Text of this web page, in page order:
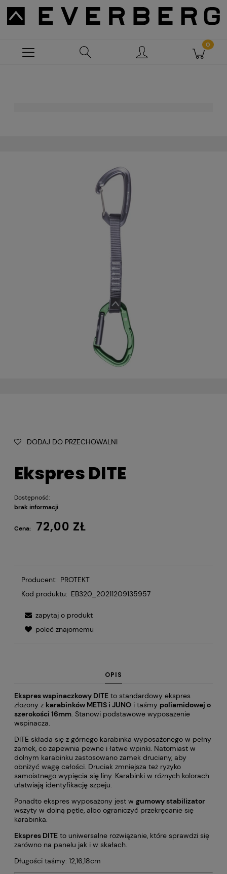
DODAJ DO PRZECHOWALNI
Ekspres DITE
Dostępność:
brak informacji
Cena: 72,00 ZŁ
Producent: PROTEKT
Kod produktu: EB320_20211209135957
zapytaj o produkt
poleć znajomemu
OPIS
Ekspres wspinaczkowy DITE to standardowy ekspres
złożony z karabinków METIS i JUNO i taśmy poliamidowej o
szerokości 16mm. Stanowi podstawowe wyposażenie
wspinacza.
DITE składa się z górnego karabinka wyposażonego w pełny
zamek, co zapewnia pewne i łatwe wpinki. Natomiast w
dolnym karabinku zastosowano zamek druciany, aby
obniżyć wagę całości. Druciak zmniejsza też ryzyko
samoistnego wypięcia się liny. Karabinki w różnych kolorach
ułatwiają identyfikację szpeju.
Ponadto ekspres wyposażony jest w gumowy stabilizator
wszyty w dolną pętle, albo ograniczyć przekręcanie się
karabinka.
Ekspres DITE to uniwersalne rozwiązanie, które sprawdzi się
zarówno na panelu jak i w skałach.
Długości taśmy: 12,16,18cm